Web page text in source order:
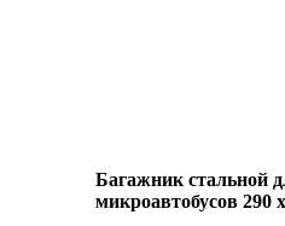
Багажник стальной
микроавтобусов 290